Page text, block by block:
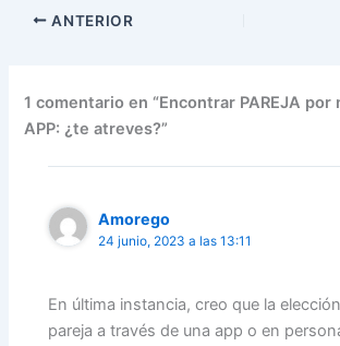
ANTERIOR
1 comentario en “Encontrar PAREJA por
APP: ¿te atreves?”
Amorego
24 junio, 2023 a las 13:11
En última instancia, creo que la
pareja a través de una app o en